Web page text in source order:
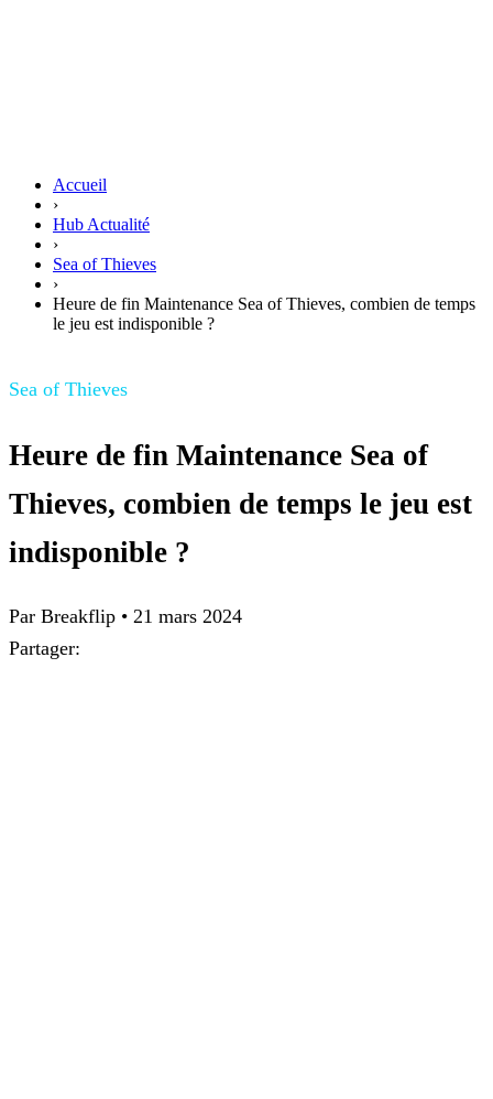
Accueil
›
Hub Actualité
›
Sea of Thieves
›
Heure de fin Maintenance Sea of Thieves, combien de temps
le jeu est indisponible ?
Sea of Thieves
Heure de fin Maintenance Sea of
Thieves, combien de temps le jeu est
indisponible ?
Par Breakflip • 21 mars 2024
Partager: